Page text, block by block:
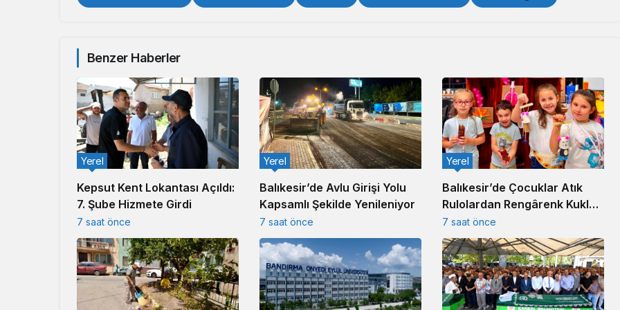
Benzer Haberler
Kepsut Kent Lokantası Açıldı:
7. Şube Hizmete Girdi
Yerel
7 saat önce
Balıkesir’de Avlu Girişi Yolu
Kapsamlı Şekilde Yenileniyor
Yerel
7 saat önce
Balıkesir’de Çocuklar Atık
Rulolardan Rengârenk Kukla
Yaptı
Yerel
7 saat önce